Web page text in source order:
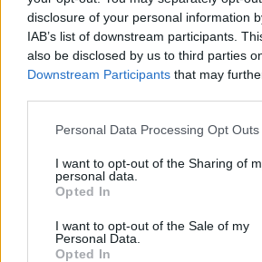
disclosure of your personal information
IAB’s list of downstream participants.
also be disclosed by us to third parties
Downstream Participants that may
Personal Data Processing Opt Outs
I want to opt-out of the Sharing of
personal data.
Opted In
I want to opt-out of the Sale of my
Personal Data.
Opted In
Τόλης Λελεκίδης